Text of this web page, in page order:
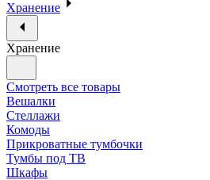
Хранение
Хранение
Смотреть все товары
Вешалки
Стеллажи
Комоды
Прикроватные тумбочки
Тумбы под ТВ
Шкафы